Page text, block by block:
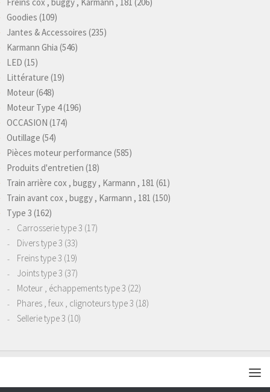
Goodies (109)
Jantes & Accessoires (235)
Karmann Ghia (546)
LED (15)
Littérature (19)
Moteur(648)
Moteur Type 4(196)
OCCASION (174)
Outillage (54)
Pièces moteur performance (585)
Produits d'entretien (18)
Train arrière cox , buggy , Karmann , 181 (61)
Train avant cox , buggy , Karmann , 181 (150)
Type 3 (162)
Carrosserie type 3 (17)
Divers type 3 (33)
Freins type 3 (19)
Joints type 3 (37)
Moteur , échappements type 3 (22)
Phares , feux , clignoteurs type 3 (18)
Sellerie type 3 (10)